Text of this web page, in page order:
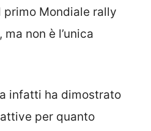
Mondiale rally
non è l’unica
infatti ha dimostrato
per quanto